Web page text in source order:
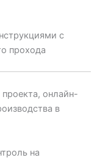
с
прохода
онлайн-
в
на